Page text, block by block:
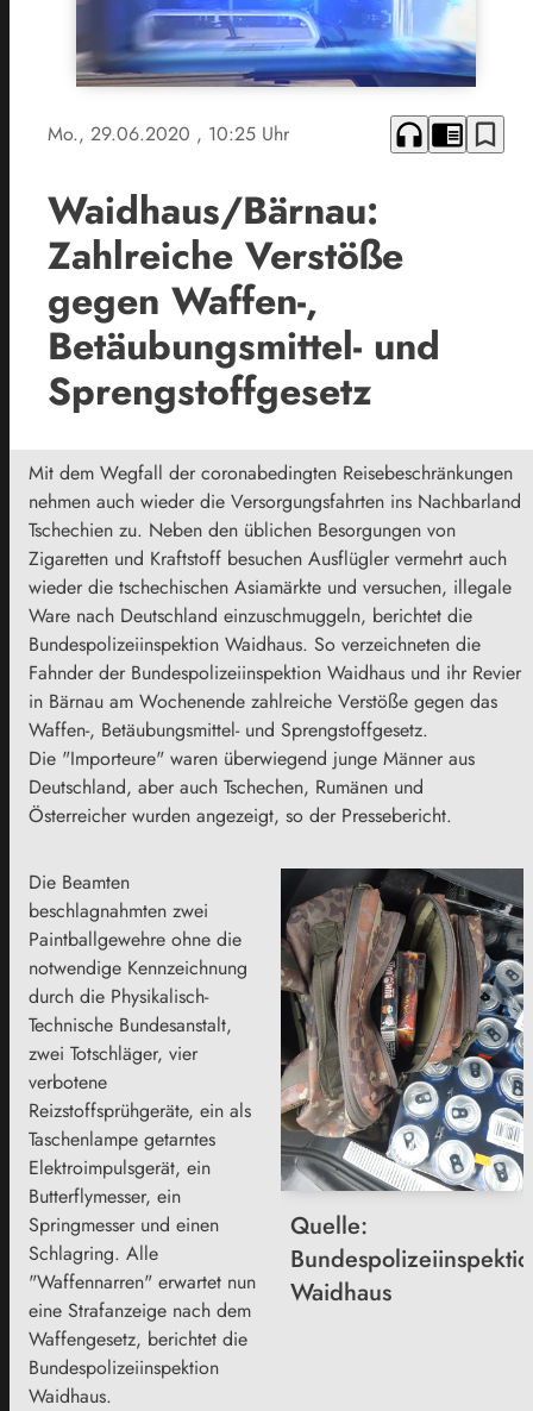
Mo., 29.06.2020 , 10:25 Uhr headphones chrome_reader_mode bookmark_border
Waidhaus/Bärnau:
Zahlreiche Verstöße
gegen Waffen-,
Betäubungsmittel- und
Sprengstoffgesetz
Mit dem Wegfall der coronabedingten Reisebeschränkungen
nehmen auch wieder die Versorgungsfahrten ins Nachbarland
Tschechien zu. Neben den üblichen Besorgungen von
Zigaretten und Kraftstoff besuchen Ausflügler vermehrt auch
wieder die tschechischen Asiamärkte und versuchen, illegale
Ware nach Deutschland einzuschmuggeln, berichtet die
Bundespolizeiinspektion Waidhaus. So verzeichneten die
Fahnder der Bundespolizeiinspektion Waidhaus und ihr Revier
in Bärnau am Wochenende zahlreiche Verstöße gegen das
Waffen-, Betäubungsmittel- und Sprengstoffgesetz.
Die "Importeure" waren überwiegend junge Männer aus
Deutschland, aber auch Tschechen, Rumänen und
Österreicher wurden angezeigt, so der Pressebericht.
Die Beamten
beschlagnahmten zwei
Paintballgewehre ohne die
notwendige Kennzeichnung
durch die Physikalisch-
Technische Bundesanstalt,
zwei Totschläger, vier
verbotene
Reizstoffsprühgeräte, ein als
Taschenlampe getarntes
Elektroimpulsgerät, ein
Butterflymesser, ein
Springmesser und einen
Schlagring. Alle
"Waffennarren" erwartet nun
eine Strafanzeige nach dem
Waffengesetz, berichtet die
Bundespolizeiinspektion
Waidhaus.
Quelle:
Waidhaus